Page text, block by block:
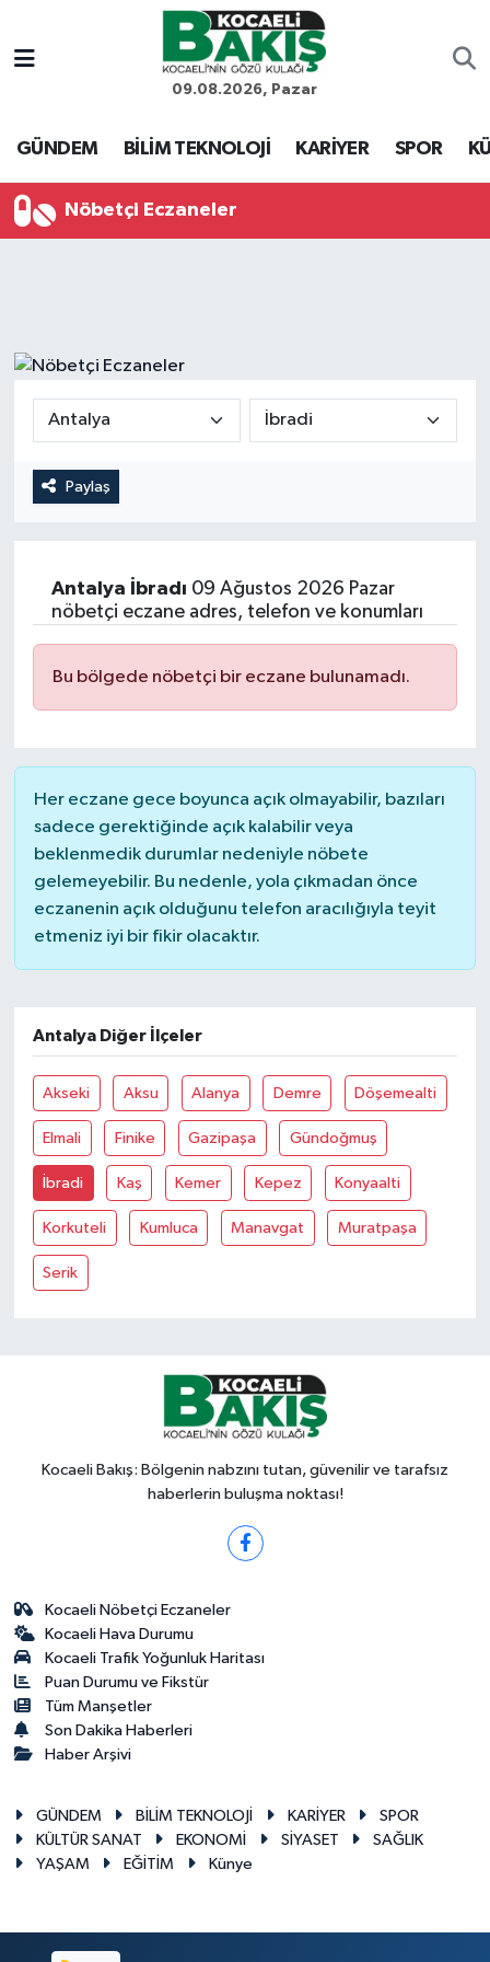
09.08.2026, Pazar
GÜNDEM BİLİM TEKNOLOJİ KARİYER SPOR
Nöbetçi Eczaneler
Paylaş
Antalya İbradı 09 Ağustos 2026 Pazar
nöbetçi eczane adres, telefon ve konumları
Bu bölgede nöbetçi bir eczane bulunamadı.
Her eczane gece boyunca açık olmayabilir, bazıları
sadece gerektiğinde açık kalabilir veya
beklenmedik durumlar nedeniyle nöbete
gelemeyebilir. Bu nedenle, yola çıkmadan önce
eczanenin açık olduğunu telefon aracılığıyla teyit
etmeniz iyi bir fikir olacaktır.
Antalya Diğer İlçeler
Akseki Aksu Alanya Demre Döşemealti
Elmali Finike Gazipaşa Gündoğmuş
İbradi Kaş Kemer Kepez Konyaalti
Korkuteli Kumluca Manavgat Muratpaşa
Serik
Kocaeli Bakış: Bölgenin nabzını tutan, güvenilir ve tarafsız
haberlerin buluşma noktası!
Kocaeli Nöbetçi Eczaneler
Kocaeli Hava Durumu
Kocaeli Trafik Yoğunluk Haritası
Puan Durumu ve Fikstür
Tüm Manşetler
Son Dakika Haberleri
Haber Arşivi
GÜNDEM BİLİM TEKNOLOJİ KARİYER
SPOR
KÜLTÜR SANAT
EKONOMİ SİYASET
SAĞLIK
YAŞAM
EĞİTİM Künye
Kocaeli Nöbetçi Eczaneler
Kocaeli Hava Durumu
Son Dakika Haberleri
Haber Arşivi